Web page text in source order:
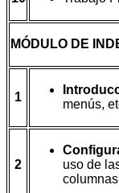
MÓDULO DE
1
menús,
2
uso de